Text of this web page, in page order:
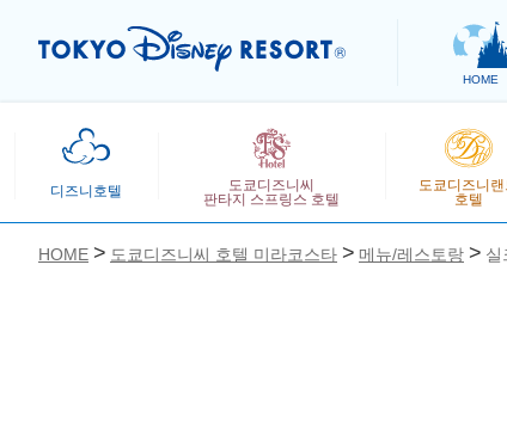
HOME
디즈니호텔
도쿄디즈니씨
판타지 스프링스 호텔
도쿄디즈니랜
호텔
HOME 도쿄디즈니씨 호텔 미라코스타 메뉴/레스토랑 실